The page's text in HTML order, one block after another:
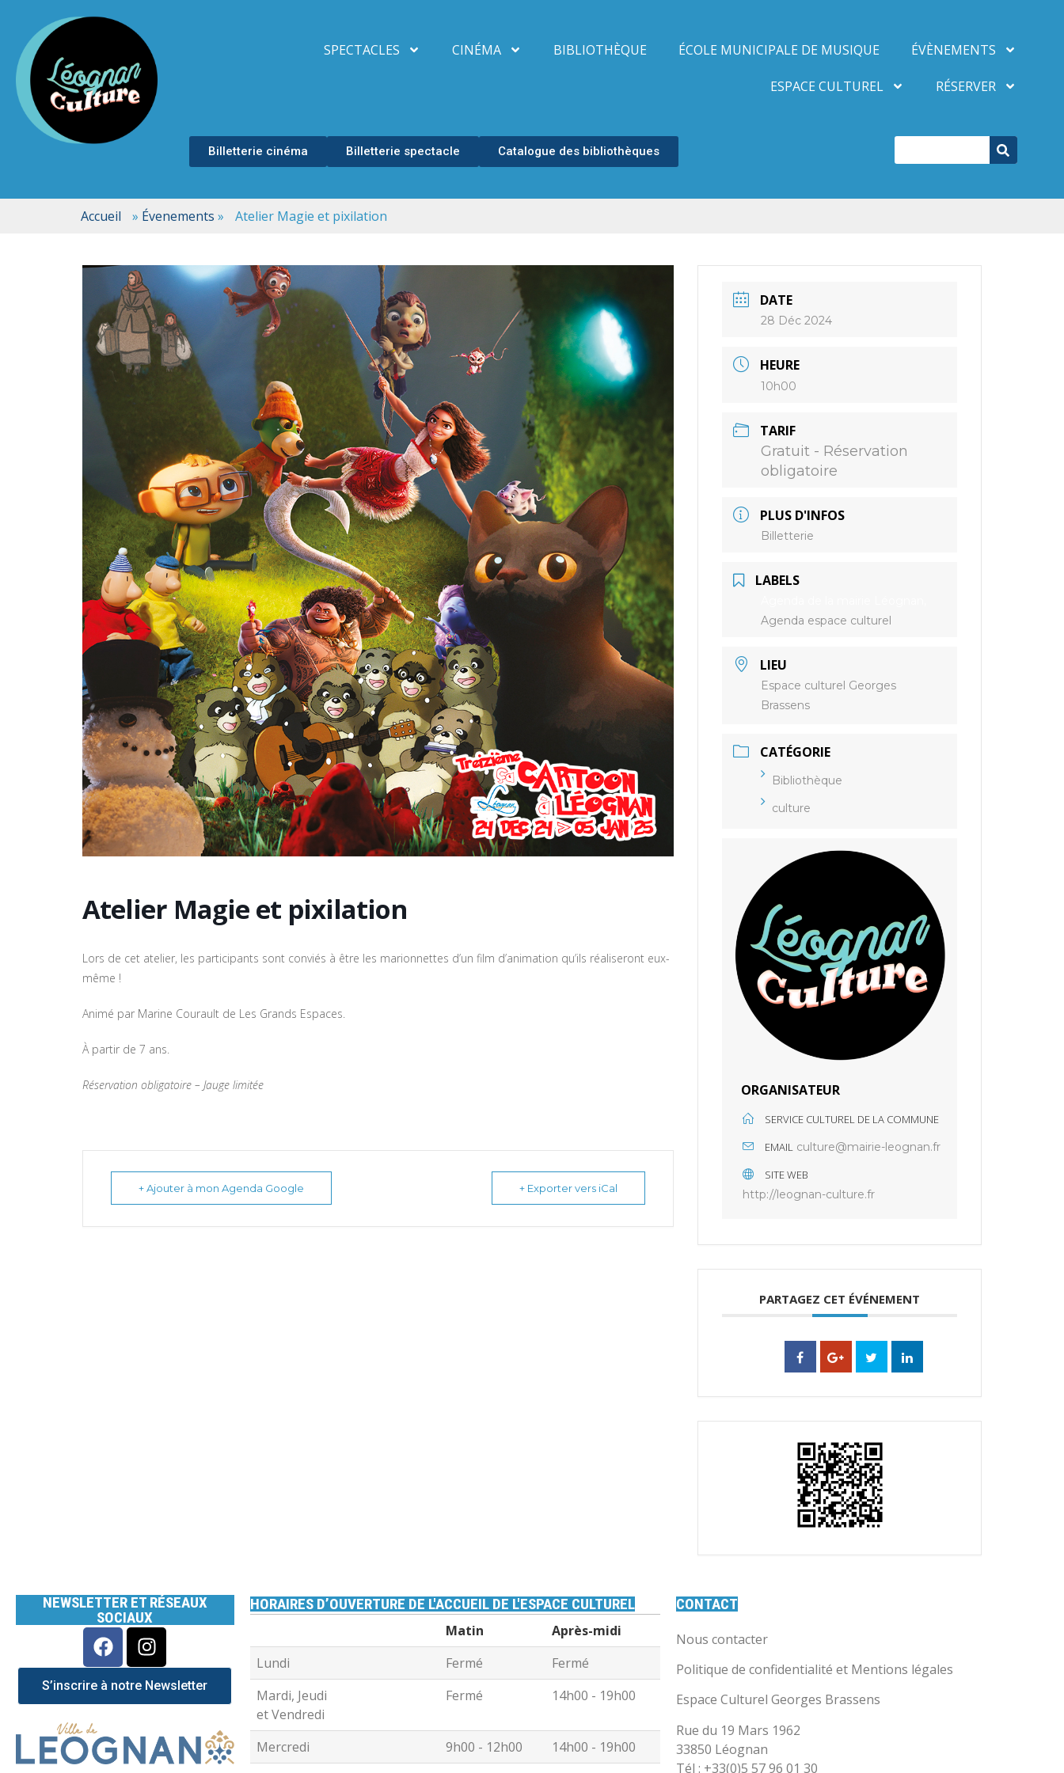
SPECTACLES CINÉMA BIBLIOTHÈQUE ÉCOLE MUNICIPALE DE MUSIQUE ÉVÈNEMENTS
ESPACE CULTUREL RÉSERVER
Billetterie cinéma Billetterie spectacle Catalogue des bibliothèques
Accueil » Évenements » Atelier Magie et pixilation
Atelier Magie et pixilation
Lors de cet atelier, les participants sont conviés à être les marionnettes d’un film d’animation qu’ils réaliseront eux-
même !
Animé par Marine Courault de Les Grands Espaces.
À partir de 7 ans.
Réservation obligatoire – Jauge limitée
+ Ajouter à mon Agenda Google + Exporter vers iCal
DATE
28 Déc 2024
HEURE
10h00
TARIF
Gratuit - Réservation
obligatoire
PLUS D'INFOS
Billetterie
LABELS
Agenda espace culturel
LIEU
Espace culturel Georges
Brassens
CATÉGORIE
Bibliothèque
culture
ORGANISATEUR
SERVICE CULTUREL DE LA COMMUNE
EMAIL culture@mairie-leognan.fr
SITE WEB
http://leognan-culture.fr
PARTAGEZ CET ÉVÉNEMENT
NEWSLETTER ET RÉSEAUX
SOCIAUX
S’inscrire à notre Newsletter
HORAIRES D’OUVERTURE DE L'ACCUEIL DE L'ESPACE CULTUREL
Matin
Après-midi
Lundi
Fermé
Fermé
Mardi, Jeudi
et Vendredi
Fermé 14h00 - 19h00
Mercredi 9h00 - 12h00
14h00 - 19h00
CONTACT
Nous contacter
Politique de confidentialité et Mentions légales
Espace Culturel Georges Brassens
Rue du 19 Mars 1962
33850 Léognan
Tél : +33(0)5 57 96 01 30